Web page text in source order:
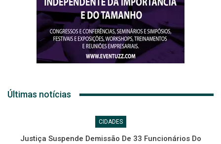
Últimas notícias
CIDADES
Justiça Suspende Demissão De 33 Funcionários Do